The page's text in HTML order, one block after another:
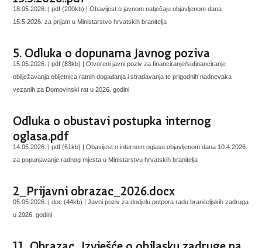
18.05.2026. | pdf (200kb) |Obavijest o javnom natječaju objavljenom dana
15.5.2026. za prijam u Ministarstvo hrvatskih branitelja
5. Odluka o dopunama Javnog poziva
15.05.2026. | pdf (83kb) |Otvoreni javni poziv za financiranje/sufinanciranje
obilježavanja obljetnica ratnih događanja i stradavanja te prigodnih nadnevaka
vezanih za Domovinski rat u 2026. godini
Odluka o obustavi postupka internog
oglasa.pdf
14.05.2026. | pdf (61kb) |Obavijest o internom oglasu objavljenom dana 10.4.2026.
za popunjavanje radnog mjesta u Ministarstvu hrvatskih branitelja
2_Prijavni obrazac_2026.docx
05.05.2026. | doc (44kb) |Javni poziv za dodjelu potpora radu braniteljskih zadruga
u 2026. godini
11_Obrazac_Izvješće o obilasku zadruge na